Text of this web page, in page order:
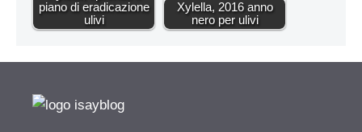
piano di eradicazione
ulivi
Xylella, 2016 anno
nero per ulivi